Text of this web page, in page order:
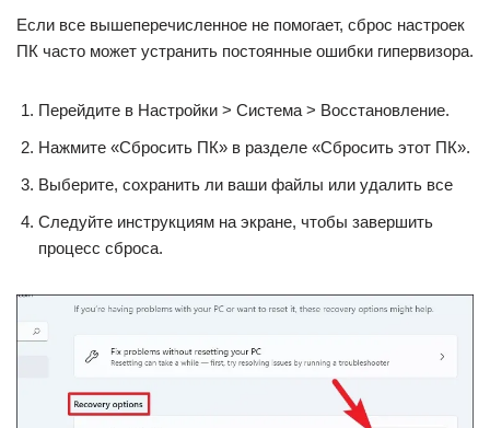
Если все вышеперечисленное не помогает, сброс настроек
ПК часто может устранить постоянные ошибки гипервизора.
Перейдите в Настройки > Система > Восстановление.
Нажмите «Сбросить ПК» в разделе «Сбросить этот ПК».
Выберите, сохранить ли ваши файлы или удалить все
Следуйте инструкциям на экране, чтобы завершить
процесс сброса.